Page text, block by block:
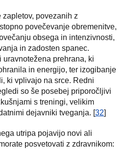
povezanih z
povečevanje obremenitve,
obsega in intenzivnosti,
in zadosten spanec.
prehrana, ki
in energijo, ter izogibanje
ki vplivajo na srce. Redni
so še posebej priporočljivi
s treningi, velikim
dejavniki tveganja. [32]
utripa pojavijo novi ali
posvetovati z zdravnikom: